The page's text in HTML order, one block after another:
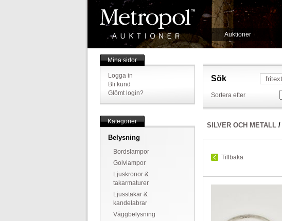
Auktioner
Mina sidor
Logga in
Bli kund
Glömt login?
Kategorier
Belysning
Bordslampor
Golvlampor
Ljuskronor &
takarmaturer
Ljusstakar &
kandelabrar
Väggbelysning
Sök
Sortera efter
SILVER OCH METALL/
Tillbaka